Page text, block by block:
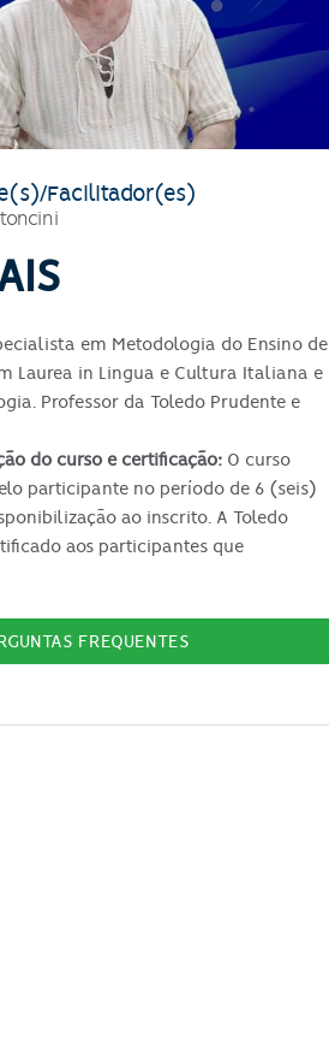
Facilitador(es)
em Metodologia do Ensino de
Laurea in Lingua e Cultura Italiana e
Professor da Toledo Prudente e
do curso e certificação: O curso
participante no período de 6 (seis)
ao inscrito. A Toledo
aos participantes que
FREQUENTES